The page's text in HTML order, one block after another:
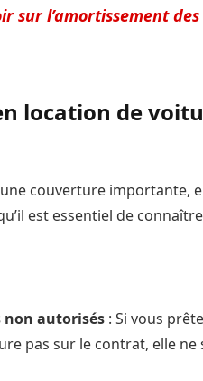
sur l’amortissement
location de
couverture importante,
est essentiel de
non autorisés : Si vous
pas sur le contrat, elle ne